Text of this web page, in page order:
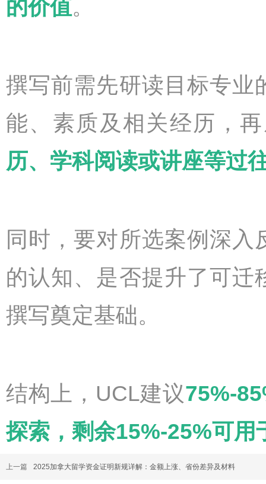
的价值。
撰写前需先研读目标专业
能、素质及相关经历，
历、学科阅读或讲座等过
同时，要对所选案例深
的认知、是否提升了可迁
撰写奠定基础。
结构上，UCL建议75%-
探索，剩余15%-25%可用
上一篇 2025加拿大留学资金证明新规详解：金额上涨、省份差异及材料